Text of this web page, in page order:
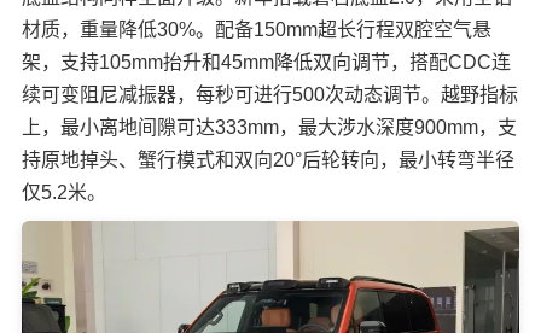
材质，重量降低30%。配备150mm超长行程双腔空气悬
架，支持105mm抬升和45mm降低双向调节，搭配CDC连
续可变阻尼减振器，每秒可进行500次动态调节。越野指标
上，最小离地间隙可达333mm，最大涉水深度900mm，支
持原地掉头、蟹行模式和双向20°后轮转向，最小转弯半径
仅5.2米。